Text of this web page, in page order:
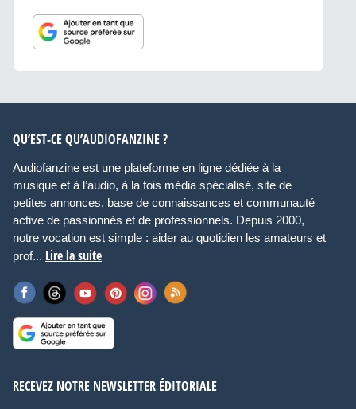
QU’EST-CE QU’AUDIOFANZINE ?
Audiofanzine est une plateforme en ligne dédiée à la
musique et à l’audio, à la fois média spécialisé, site de
petites annonces, base de connaissances et communauté
active de passionnés et de professionnels. Depuis 2000,
notre vocation est simple : aider au quotidien les amateurs et
prof... Lire la suite
RECEVEZ NOTRE NEWSLETTER ÉDITORIALE